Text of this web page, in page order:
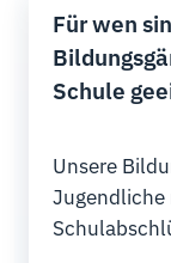
Für wen
Schule
Unsere